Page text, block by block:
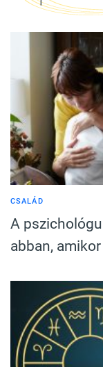
CSALÁD
A
abban,